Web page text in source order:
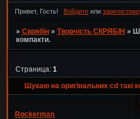
Привет, Гость! Войдитеили
» Скрябін » Творчість СКРЯБІН »
компакти.
Шукаю на оригінальних cd такі
Страница: 1
Rockerman